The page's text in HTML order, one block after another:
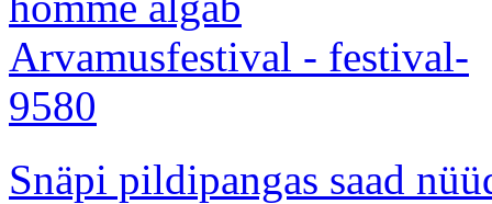
Snäpi pildipangas saad